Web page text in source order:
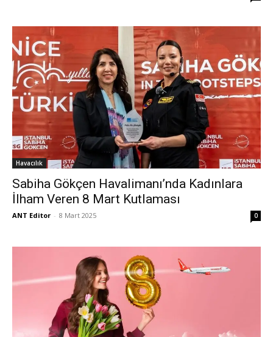
Havacılık
Sabiha Gökçen Havalimanı’nda Kadınlara
İlham Veren 8 Mart Kutlaması
ANT Editor - 8 Mart 2025 0